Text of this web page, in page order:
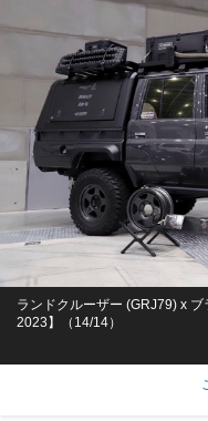
ランドクルーザー (GRJ79) x
2023】（14/14）